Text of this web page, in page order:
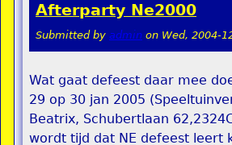
Afterparty Ne2000
Submitted by admin on Wed, 2004-
Wat gaat defeest daar mee
29 op 30 jan 2005
Beatrix, Schubertlaan
wordt tijd dat NE defeest leert